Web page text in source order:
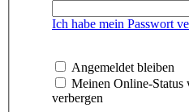
Ich habe mein Passwort
Angemeldet bleiben
Meinen Online-Status
verbergen